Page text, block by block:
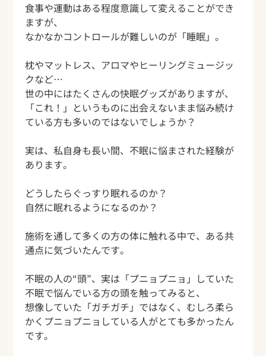
食事や運動はある程度意識して変えることができ
ますが、
なかなかコントロールが難しいのが「睡眠」。
枕やマットレス、アロマやヒーリングミュージッ
クなど…
世の中にはたくさんの快眠グッズがありますが、
「これ！」というものに出会えないまま悩み続け
ている方も多いのではないでしょうか？
実は、私自身も長い間、不眠に悩まされた経験が
あります。
どうしたらぐっすり眠れるのか？
自然に眠れるようになるのか？
施術を通して多くの方の体に触れる中で、ある共
通点に気づいたんです。
不眠の人の“頭”、実は「プニョプニョ」していた
不眠で悩んでいる方の頭を触ってみると、
想像していた「ガチガチ」ではなく、むしろ柔ら
かくプニョプニョしている人がとても多かったん
です。